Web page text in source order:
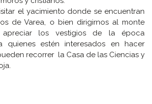
el yacimiento donde se encuentran
de Varea, o bien dirigirnos al monte
apreciar los vestigios de la época
quienes estén interesados en hacer
recorrer la Casa de las Ciencias y